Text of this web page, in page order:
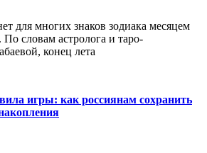
для многих знаков зодиака месяцем
словам астролога и таро-
конец лета
игры: как россиянам сохранить